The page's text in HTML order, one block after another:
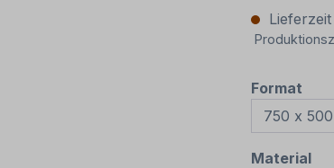
Format
Material